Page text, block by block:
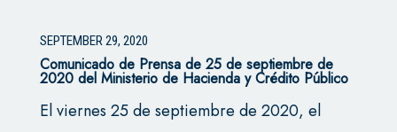
SEPTEMBER 29, 2020
Comunicado de Prensa de 25 de septiembre de
2020 del Ministerio de Hacienda y Crédito Público
El viernes 25 de septiembre de 2020, el